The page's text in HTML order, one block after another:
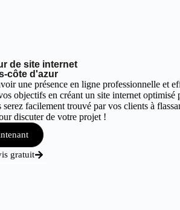
de site internet
côte d'azur
une présence en ligne professionnelle et
objectifs en créant un site internet optimisé
facilement trouvé par vos clients à
discuter de votre projet !
gratuit